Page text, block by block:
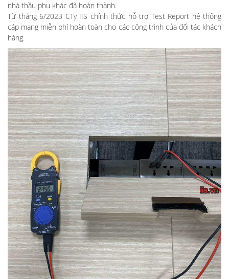
nhà thầu phụ khác đã hoàn thành.
Từ tháng 6/2023 CTy IIS chính thức hỗ trợ Test Report hệ thống
cáp mạng miễn phí hoàn toàn cho các công trình của đối tác khách
hàng.